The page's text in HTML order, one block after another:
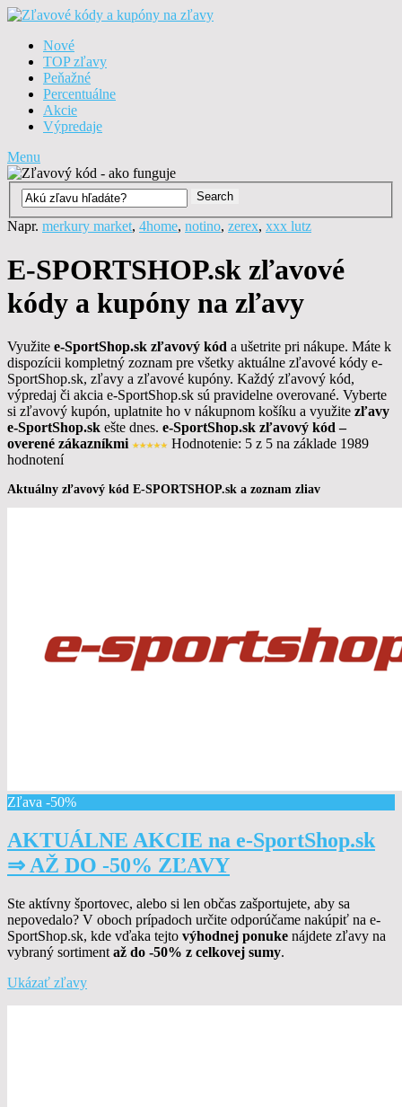
Nové
TOP zľavy
Peňažné
Percentuálne
Akcie
Výpredaje
Menu
Napr. merkury market, 4home, notino, zerex, xxx lutz
E-SPORTSHOP.sk zľavové
kódy a kupóny na zľavy
Využite e-SportShop.sk zľavový kód a ušetrite pri nákupe. Máte k
dispozícii kompletný zoznam pre všetky aktuálne zľavové kódy e-
SportShop.sk, zľavy a zľavové kupóny. Každý zľavový kód,
výpredaj či akcia e-SportShop.sk sú pravidelne overované. Vyberte
si zľavový kupón, uplatnite ho v nákupnom košíku a využite zľavy
e-SportShop.sk ešte dnes. e-SportShop.sk zľavový kód –
overené zákazníkmi
Hodnotenie: 5 z 5 na základe 1989
hodnotení
Aktuálny zľavový kód E-SPORTSHOP.sk a zoznam zliav
Zľava -50%
AKTUÁLNE AKCIE na e-SportShop.sk
⇒ AŽ DO -50% ZĽAVY
Ste aktívny športovec, alebo si len občas zašportujete, aby sa
nepovedalo? V oboch prípadoch určite odporúčame nakúpiť na e-
SportShop.sk, kde vďaka tejto výhodnej ponuke nájdete zľavy na
vybraný sortiment až do -50% z celkovej sumy.
Ukázať zľavy